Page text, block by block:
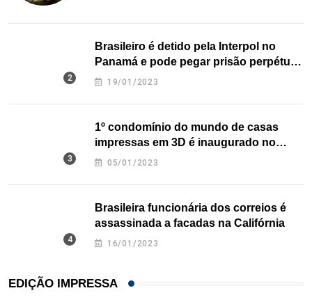
Brasileiro é detido pela Interpol no
Panamá e pode pegar prisão perpétua
nos EUA
19/01/2023
1º condomínio do mundo de casas
impressas em 3D é inaugurado no
Texas
05/01/2023
Brasileira funcionária dos correios é
assassinada a facadas na Califórnia
16/01/2023
EDIÇÃO IMPRESSA